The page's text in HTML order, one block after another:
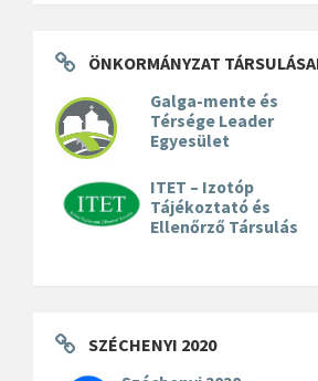
ÖNKORMÁNYZAT
Galga-mente és
Térsége Leader
Egyesület
ITET – Izotóp
Tájékoztató és
Ellenőrző Társulás
SZÉCHENYI 2020